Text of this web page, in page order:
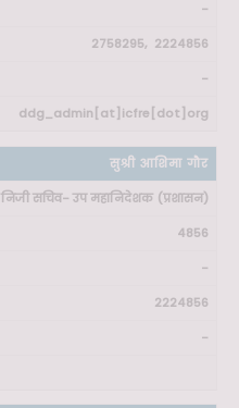
-
2758295, 2224856
-
ddg_admin[at]icfre[dot]org
सुश्री आशिमा गौर
निजी सचिव- उप महानिदेशक (प्रशासन)
4856
-
2224856
-